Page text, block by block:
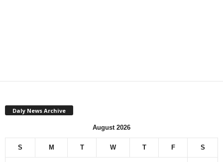
Daly News Archive
August 2026
S M T W T F S